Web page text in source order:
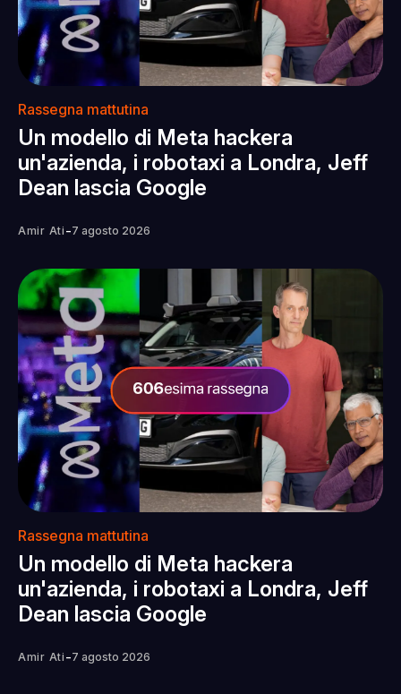
Rassegna mattutina
Un modello di Meta hackera
un'azienda, i robotaxi a Londra, Jeff
Dean lascia Google
Amir Ati -7 agosto 2026
Rassegna mattutina
Un modello di Meta hackera
un'azienda, i robotaxi a Londra, Jeff
Dean lascia Google
Amir Ati -7 agosto 2026